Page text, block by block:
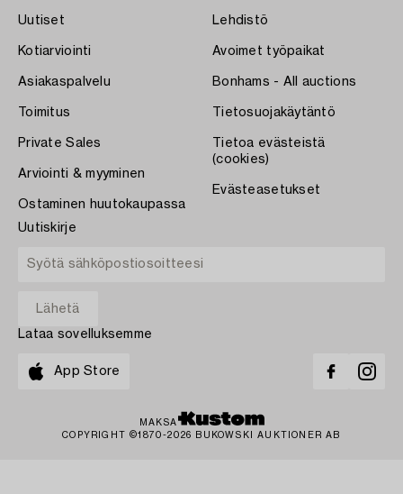
Uutiset
Kotiarviointi
Asiakaspalvelu
Toimitus
Private Sales
Arviointi & myyminen
Ostaminen huutokaupassa
Lehdistö
Avoimet työpaikat
Bonhams - All auctions
Tietosuojakäytäntö
Tietoa evästeistä
(cookies)
Evästeasetukset
Uutiskirje
Lataa sovelluksemme
App Store
MAKSA
COPYRIGHT ©1870-2026 BUKOWSKI AUKTIONER AB